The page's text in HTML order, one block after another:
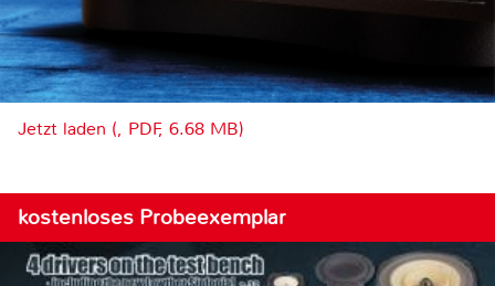
Jetzt laden (, PDF, 6.68 MB)
kostenloses Probeexemplar